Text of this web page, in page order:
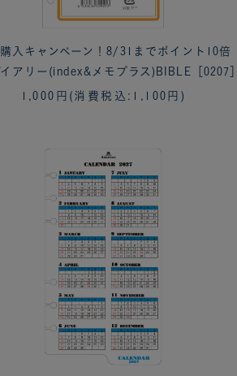
入キャンペーン！8/31までポイント10倍
アリー(index&メモプラス)BIBLE［0207］
1,000円 (消費税込:1,100円)